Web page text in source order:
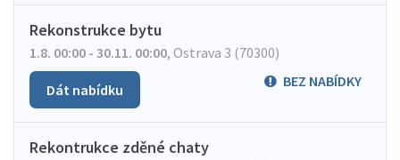
Rekonstrukce bytu
1.8. 00:00 - 30.11. 00:00, Ostrava 3 (70300)
BEZ NABÍDKY
Dát nabídku
Rekontrukce zděné chaty